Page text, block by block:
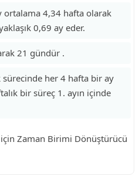
ortalama 4,34 hafta olarak
0,69 ay eder.
21 gündür .
her 4 hafta bir ay
bir süreç 1. ayın içinde
Zaman Birimi Dönüştürücü